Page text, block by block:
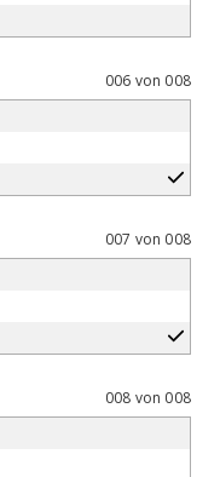
006 von 008
007 von 008
008 von 008